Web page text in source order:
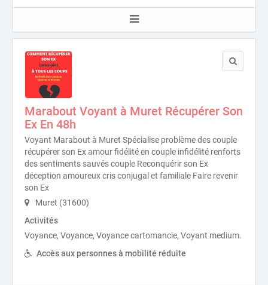
Marabout Voyant à Muret Récupérer Son
Ex En 48h
Voyant Marabout à Muret Spécialise problème des couple
récupérer son Ex amour fidélité en couple infidélité renforts
des sentiments sauvés couple Reconquérir son Ex
déception amoureux cris conjugal et familiale Faire revenir
son Ex
Muret (31600)
Activités
Voyance, Voyance, Voyance cartomancie, Voyant medium.
Accès aux personnes à mobilité réduite